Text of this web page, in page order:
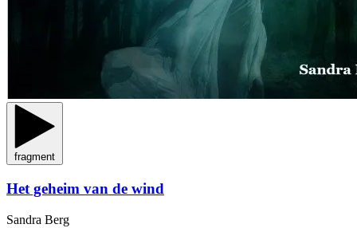
fragment
Het geheim van de wind
Sandra Berg